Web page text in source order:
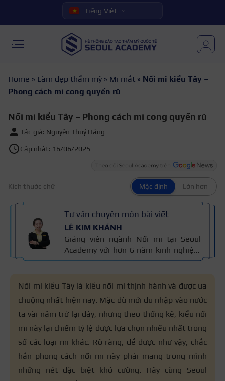
Tiếng Việt
Home » Làm đẹp thẩm mỹ » Mi mắt » Nối mi kiểu Tây –
Phong cách mi cong quyến rũ
Nối mi kiểu Tây – Phong cách mi cong quyến rũ
Tác giả: Nguyễn Thuý Hằng
Cập nhật: 16/06/2025
Kích thước chữ Mặc định Lớn hơn
Tư vấn chuyên môn bài viết
LÊ KIM KHÁNH
Giảng viên ngành Nối mi tại Seoul
Academy với hơn 6 năm kinh nghiệm
trong lĩnh vực Nail & Mi. Cô là Giám
đạt Giải Nhì Bàn Tay Vàng toàn quốc
chứng qua kinh nghiệm đào tạo và
tiêu chuẩn kỹ thuật nối mi an toàn mà
cô trực tiếp giảng dạy, đảm bảo đúng
chuyên môn và thực tế nghề.
Nối mi kiểu Tây là kiểu nối mi thịnh hành và được ưa
chuộng nhất hiện nay. Mặc dù mới du nhập vào nước
ta vài năm trở lại đây, nhưng theo thống kê, kiểu nối
mi này lại chiếm tỷ lệ được lựa chọn nhiều nhất trong
số các loại mi khác. Rõ ràng, để được như vậy, chắc
hẳn phong cách nối mi này phải mang trong mình
những nét đặc biệt khó cưỡng. Hãy cùng Seoul